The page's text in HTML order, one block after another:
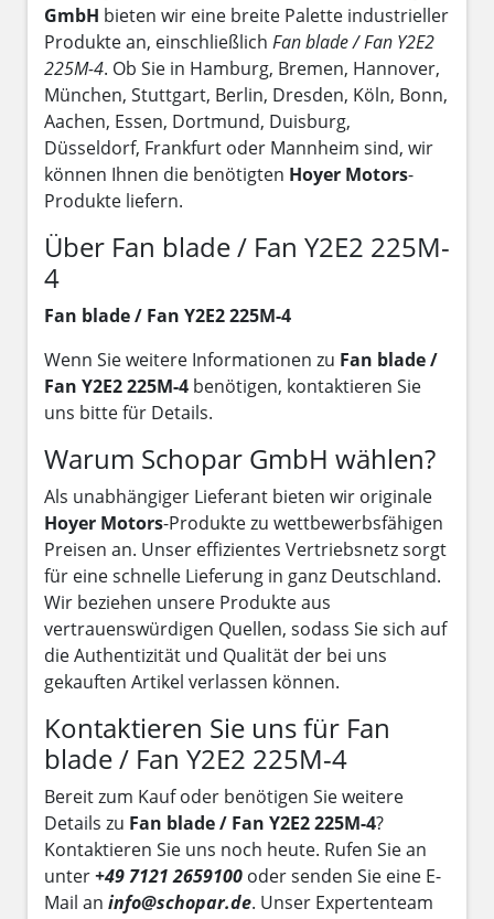
GmbH bieten wir eine breite Palette industrieller
Produkte an, einschließlich Fan blade / Fan Y2E2
225M-4. Ob Sie in Hamburg, Bremen, Hannover,
München, Stuttgart, Berlin, Dresden, Köln, Bonn,
Aachen, Essen, Dortmund, Duisburg,
Düsseldorf, Frankfurt oder Mannheim sind, wir
können Ihnen die benötigten Hoyer Motors-
Produkte liefern.
Über Fan blade / Fan Y2E2 225M-
4
Fan blade / Fan Y2E2 225M-4
Wenn Sie weitere Informationen zu Fan blade /
Fan Y2E2 225M-4 benötigen, kontaktieren Sie
uns bitte für Details.
Warum Schopar GmbH wählen?
Als unabhängiger Lieferant bieten wir originale
Hoyer Motors-Produkte zu wettbewerbsfähigen
Preisen an. Unser effizientes Vertriebsnetz sorgt
für eine schnelle Lieferung in ganz Deutschland.
Wir beziehen unsere Produkte aus
vertrauenswürdigen Quellen, sodass Sie sich auf
die Authentizität und Qualität der bei uns
gekauften Artikel verlassen können.
Kontaktieren Sie uns für Fan
blade / Fan Y2E2 225M-4
Bereit zum Kauf oder benötigen Sie weitere
Details zu Fan blade / Fan Y2E2 225M-4?
Kontaktieren Sie uns noch heute. Rufen Sie an
unter+49 7121 2659100 oder senden Sie eine E-
Mail an info@schopar.de. Unser Expertenteam